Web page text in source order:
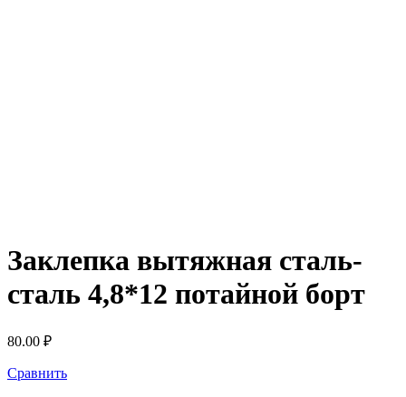
Заклепка вытяжная сталь-
сталь 4,8*12 потайной борт
80.00 ₽
Сравнить